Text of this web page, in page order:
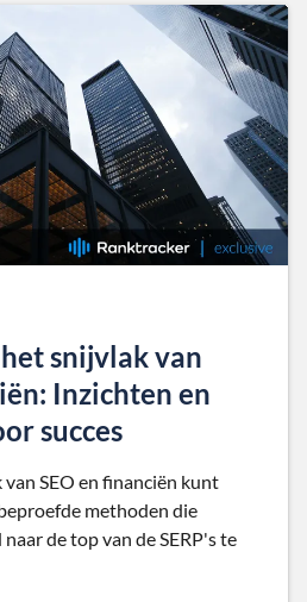
snijvlak van
Inzichten en
succes
SEO en financiën kunt
methoden die
de top van de SERP's te